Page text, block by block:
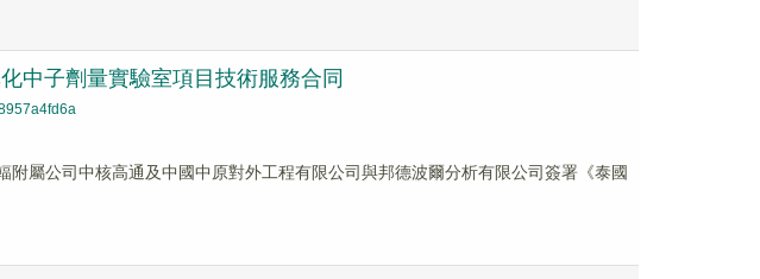
中子劑量實驗室項目技術服務合同
附屬公司中核高通及中國中原對外工程有限公司與邦德波爾分析有限公司簽署《泰國